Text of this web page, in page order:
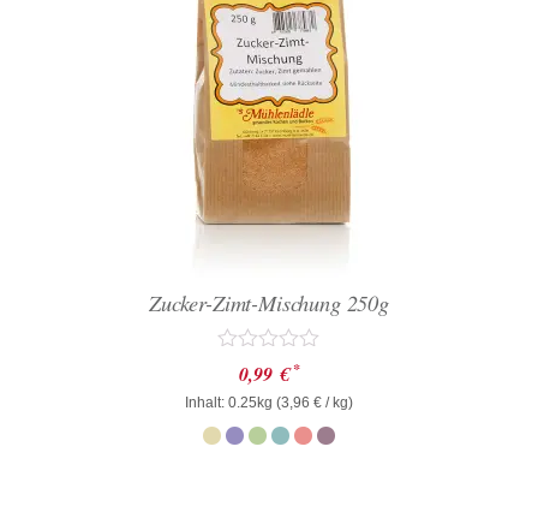
Zucker-Zimt-Mischung 250g
Bewertet
mit
0
von
5
0,99 € *
Inhalt: 0.25kg (3,96 € / kg)